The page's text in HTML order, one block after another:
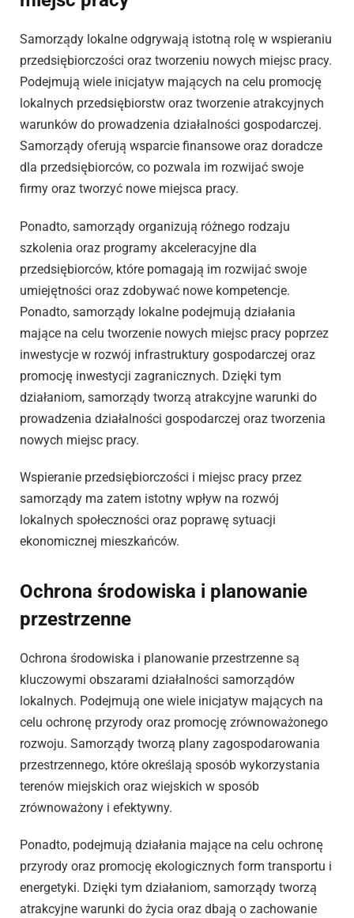
Samorządy lokalne odgrywają istotną rolę w wspieraniu
przedsiębiorczości oraz tworzeniu nowych miejsc pracy.
Podejmują wiele inicjatyw mających na celu promocję
lokalnych przedsiębiorstw oraz tworzenie atrakcyjnych
warunków do prowadzenia działalności gospodarczej.
Samorządy oferują wsparcie finansowe oraz doradcze
dla przedsiębiorców, co pozwala im rozwijać swoje
firmy oraz tworzyć nowe miejsca pracy.
Ponadto, samorządy organizują różnego rodzaju
szkolenia oraz programy akceleracyjne dla
przedsiębiorców, które pomagają im rozwijać swoje
umiejętności oraz zdobywać nowe kompetencje.
Ponadto, samorządy lokalne podejmują działania
mające na celu tworzenie nowych miejsc pracy poprzez
inwestycje w rozwój infrastruktury gospodarczej oraz
promocję inwestycji zagranicznych. Dzięki tym
działaniom, samorządy tworzą atrakcyjne warunki do
prowadzenia działalności gospodarczej oraz tworzenia
nowych miejsc pracy.
Wspieranie przedsiębiorczości i miejsc pracy przez
samorządy ma zatem istotny wpływ na rozwój
lokalnych społeczności oraz poprawę sytuacji
ekonomicznej mieszkańców.
Ochrona środowiska i planowanie
przestrzenne
Ochrona środowiska i planowanie przestrzenne są
kluczowymi obszarami działalności samorządów
lokalnych. Podejmują one wiele inicjatyw mających na
celu ochronę przyrody oraz promocję zrównoważonego
rozwoju. Samorządy tworzą plany zagospodarowania
przestrzennego, które określają sposób wykorzystania
terenów miejskich oraz wiejskich w sposób
zrównoważony i efektywny.
Ponadto, podejmują działania mające na celu ochronę
przyrody oraz promocję ekologicznych form transportu i
energetyki. Dzięki tym działaniom, samorządy tworzą
atrakcyjne warunki do życia oraz dbają o zachowanie